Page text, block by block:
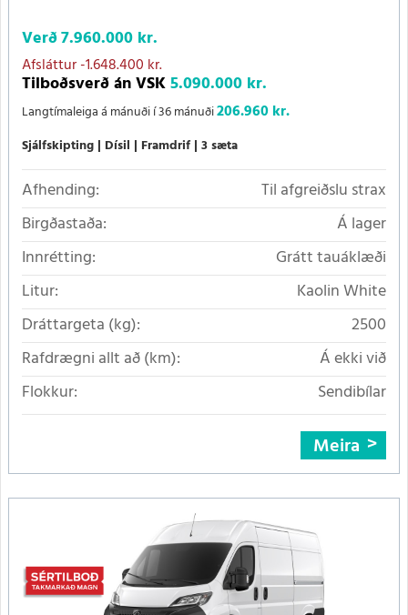
Verð7.960.000 kr.
Afsláttur-1.648.400 kr.
Tilboðsverð án VSK5.090.000 kr.
Langtímaleiga á mánuði í 36 mánuði206.960 kr.
Sjálfskipting Dísil Framdrif 3 sæta
Afhending:
Til afgreiðslu strax
Birgðastaða:
Á lager
Innrétting:
Grátt tauáklæði
Litur:
Kaolin White
Dráttargeta (kg):
2500
Rafdrægni allt að (km):
Á ekki við
Flokkur:
Sendibílar
Meira